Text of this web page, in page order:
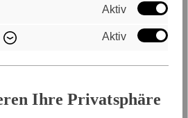
Aktiv
Aktiv
Ihre Privatsphäre